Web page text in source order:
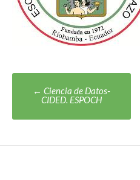
Post
navigation
← Ciencia de Datos-
CIDED. ESPOCH